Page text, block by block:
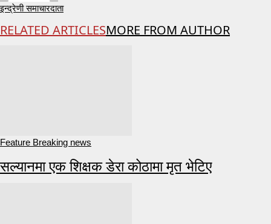
इन्द्रेणी समाचारदाता
RELATED ARTICLESMORE FROM AUTHOR
Feature Breaking news
सल्यानमा एक शिक्षक डेरा कोठामा मृत भेटिए